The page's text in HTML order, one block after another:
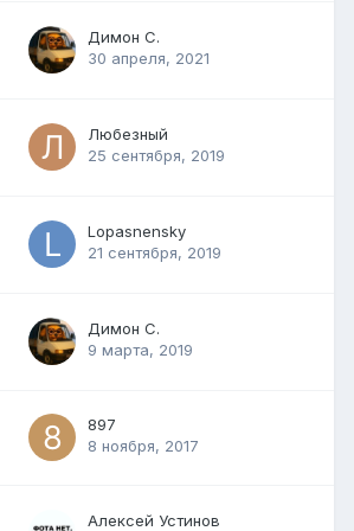
Димон С.
30 апреля, 2021
Любезный
25 сентября, 2019
Lopasnensky
21 сентября, 2019
Димон С.
9 марта, 2019
897
8 ноября, 2017
Алексей Устинов